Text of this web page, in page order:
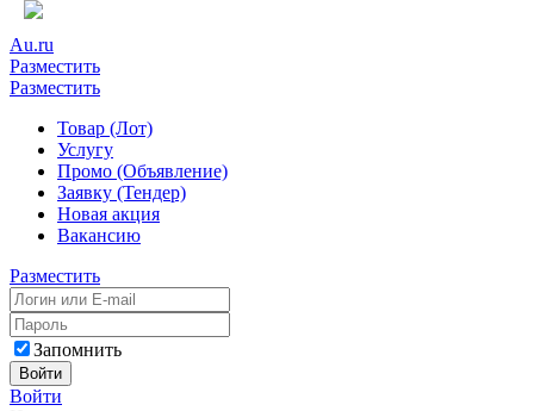
Au.ru
Разместить
Разместить
Товар (Лот)
Услугу
Промо (Объявление)
Заявку (Тендер)
Новая акция
Вакансию
Разместить
Запомнить
Войти
Войти